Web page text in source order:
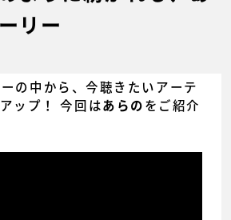
リー
の中から、今聴きたいアーテ
ップ！ 今回はあらの をご紹介